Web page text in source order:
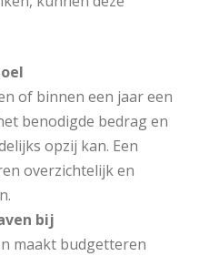
of binnen een jaar een
benodigde bedrag en
opzij kan. Een
overzichtelijk en
bij
maakt budgetteren